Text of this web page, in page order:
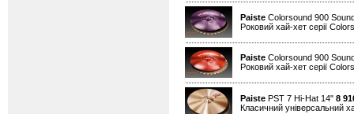
Paiste Colorsound 900
Роковий хай-хет серії
Paiste Colorsound 900
Роковий хай-хет серії
Paiste PST 7 Hi-Hat 14" 8
Класичний універсальний